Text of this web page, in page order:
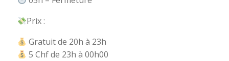
Prix :
Gratuit de 20h à 23h
5 Chf de 23h à 00h00